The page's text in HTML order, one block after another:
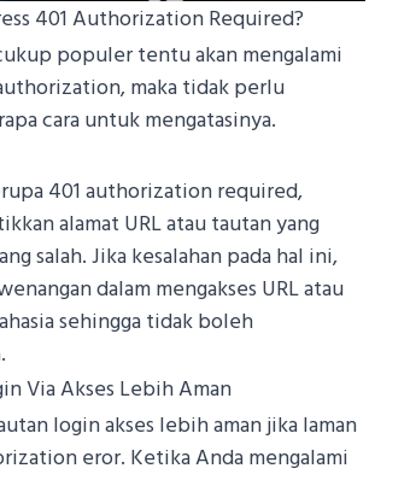
401 Authorization Required?
populer tentu akan mengalami
maka tidak perlu
cara untuk mengatasinya.
401 authorization required,
alamat URL atau tautan yang
salah. Jika kesalahan pada hal ini,
dalam mengakses URL atau
sehingga tidak boleh
Via Akses Lebih Aman
login akses lebih aman jika laman
eror. Ketika Anda mengalami